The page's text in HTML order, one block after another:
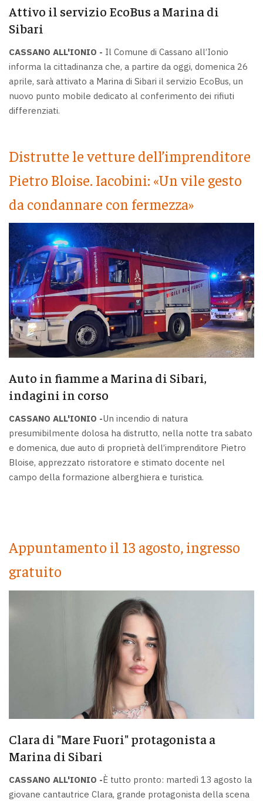
Attivo il servizio EcoBus a Marina di
Sibari
CASSANO ALL'IONIO - Il Comune di Cassano all’Ionio
informa la cittadinanza che, a partire da oggi, domenica 26
aprile, sarà attivato a Marina di Sibari il servizio EcoBus, un
nuovo punto mobile dedicato al conferimento dei rifiuti
differenziati.
Distrutte le vetture dell’imprenditore
Pietro Bloise. Iacobini: «Un vile gesto
da condannare con fermezza»
Auto in fiamme a Marina di Sibari,
indagini in corso
CASSANO ALL'IONIO -Un incendio di natura
presumibilmente dolosa ha distrutto, nella notte tra sabato
e domenica, due auto di proprietà dell’imprenditore Pietro
Bloise, apprezzato ristoratore e stimato docente nel
campo della formazione alberghiera e turistica.
Appuntamento il 13 agosto, ingresso
gratuito
Clara di "Mare Fuori" protagonista a
Marina di Sibari
CASSANO ALL'IONIO -È tutto pronto: martedì 13 agosto la
giovane cantautrice Clara, grande protagonista della scena